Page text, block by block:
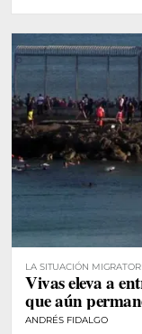
LA SITUACIÓN
Vivas eleva a
que aún
ANDRÉS FIDALGO